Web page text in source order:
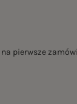
pierwsze